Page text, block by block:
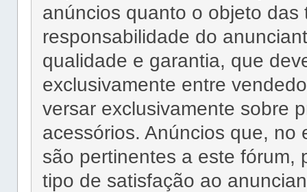
anúncios quanto o objeto
responsabilidade do
qualidade e garantia, que
exclusivamente entre
versar exclusivamente sobre
acessórios. Anúncios que, no
são pertinentes a este fórum,
tipo de satisfação ao